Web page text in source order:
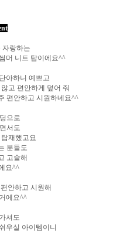
자랑하는
머 니트 탑이에요^^
아하니 예쁘고
고 편안하게 덮어 줘
편안하고 시원하네요^^
으로
서도
재했고요
분들도
고슬해
요^^
안하고 시원해
에요^^
셔도
우실 아이템이니